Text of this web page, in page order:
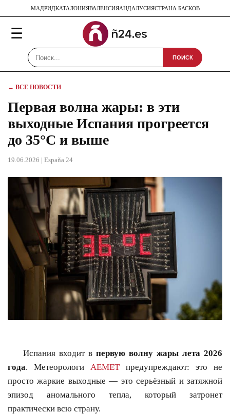
МАДРИДКАТАЛОНИЯВАЛЕНСИЯАНДАЛУСИЯСТРАНА БАСКОВ
☰
ПОИСК
← ВСЕ НОВОСТИ
Первая волна жары: в эти
выходные Испания прогреется
до 35°C и выше
19.06.2026 | España 24
Испания входит в первую волну жары лета 2026
года. Метеорологи AEMETпредупреждают: это не
просто жаркие выходные — это серьёзный и затяжной
эпизод аномального тепла, который затронет
практически всю страну.